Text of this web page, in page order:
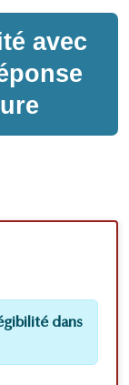
avec
dans